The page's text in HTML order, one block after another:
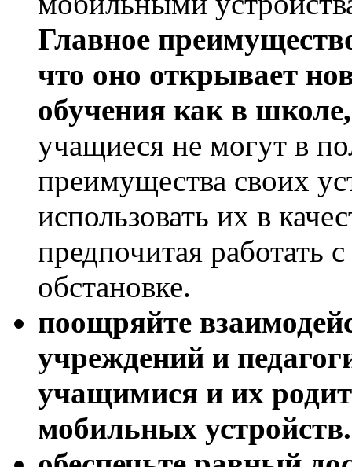
Главное
что оно открывает
обучения как в
учащиеся не могут в
преимущества своих
использовать их в
предпочитая работать
обстановке.
поощряйте
учреждений и
учащимися и их
мобильных устройств.